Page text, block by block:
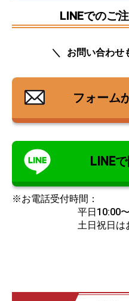
LINEでのご
お問い合わせ
フォーム
LINE
※お電話受付時間：
平日10:00
土日祝日は